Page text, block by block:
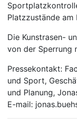
Platzzustände
Die Kunstrasen-
von der Sperrung
Pressekontakt:
und Sport,
und Planung,
E-mail: